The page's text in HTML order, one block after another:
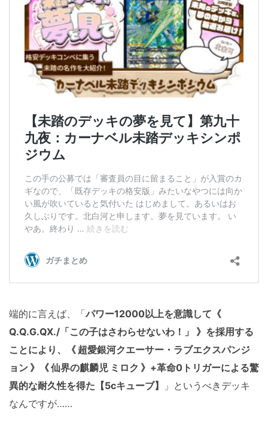
端的に言えば、「パワー12000以上を意識して《
Q.Q.G.QX./「この子はさわらせないわ！」 》を採用する
ことにより、
《 超愛銀河クエーサー・ラブエクスパンジ
ョン 》《 仙界の麒麟児 ミロク 》 +革命0トリガーによる驚
異的な耐久性を得た【5cキューブ】
」というべきデッキ
なんですが……